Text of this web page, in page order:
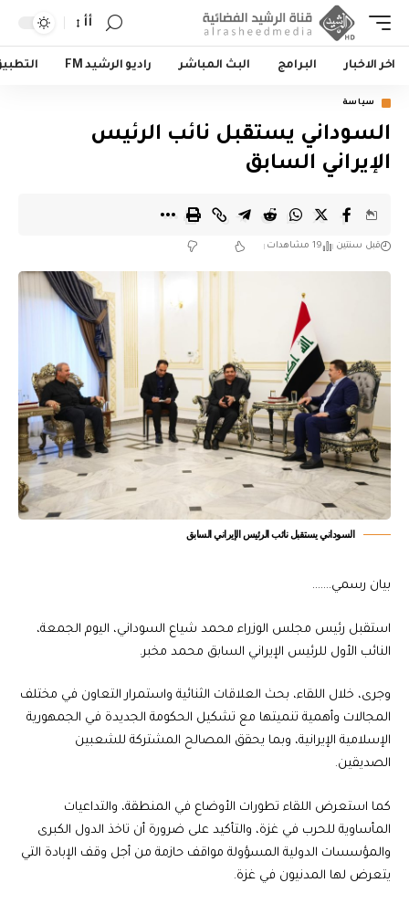
أأ
اخر الاخبار البرامج البث المباشر راديو الرشيد FM
سياسة
السوداني يستقبل نائب الرئيس
الإيراني السابق
قبل سنتين 19 مشاهدات
السوداني يستقبل نائب الرئيس الإيراني السابق
بيان رسمي…….
استقبل رئيس مجلس الوزراء محمد شياع السوداني، اليوم الجمعة،
النائب الأول للرئيس الإيراني السابق محمد مخبر.
وجرى، خلال اللقاء، بحث العلاقات الثنائية واستمرار التعاون في مختلف
المجالات وأهمية تنميتها مع تشكيل الحكومة الجديدة في الجمهورية
الإسلامية الإيرانية، وبما يحقق المصالح المشتركة للشعبين
الصديقين.
كما استعرض اللقاء تطورات الأوضاع في المنطقة، والتداعيات
المأساوية للحرب في غزة، والتأكيد على ضرورة أن تاخذ الدول الكبرى
والمؤسسات الدولية المسؤولة مواقف حازمة من أجل وقف الإبادة التي
يتعرض لها المدنيون في غزة.